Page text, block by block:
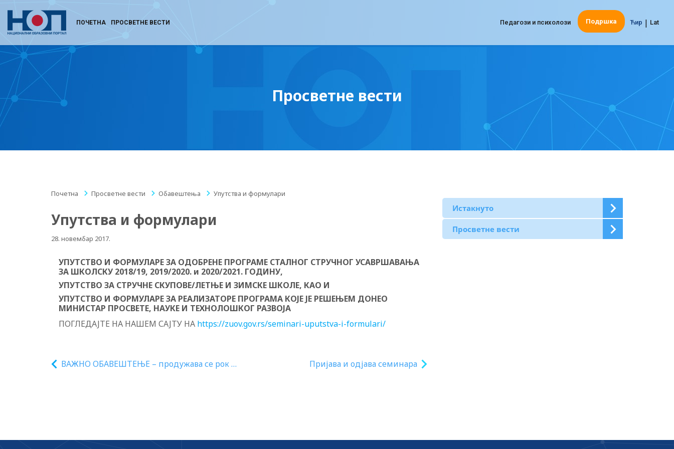
ПОЧЕТНА ПРОСВЕТНЕ ВЕСТИ Ћир | Lat
Педагози и психолози Подршка
Просветне вести
Почетна / Просветне вести / Обавештења / Упутства и формулари
Упутства и формулари
28. новембар 2017.
УПУТСТВО И ФОРМУЛАРЕ ЗА ОДОБРЕНЕ ПРОГРАМЕ СТАЛНОГ СТРУЧНОГ УСАВРШАВАЊА
ЗА ШКОЛСКУ 2018/19, 2019/2020. и 2020/2021. ГОДИНУ,
УПУТСТВО ЗА СТРУЧНЕ СКУПОВЕ/ЛЕТЊЕ И ЗИМСКЕ ШКОЛЕ, КАО И
УПУТСТВО И ФОРМУЛАРЕ ЗА РЕАЛИЗАТОРЕ ПРОГРАМА КОЈЕ ЈЕ РЕШЕЊЕМ ДОНЕО
МИНИСТАР ПРОСВЕТЕ, НАУКЕ И ТЕХНОЛОШКОГ РАЗВОЈА
ПОГЛЕДАЈТЕ НА НАШЕМ САЈТУ НА https://zuov.gov.rs/seminari-uputstva-i-formulari/
ВАЖНО ОБАВЕШТЕЊЕ – продужава се рок за
Пријава и одјава семинара
Истакнуто
Просветне вести